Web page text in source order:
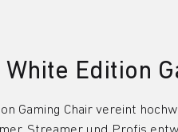
Edition
Gaming Chair vereint